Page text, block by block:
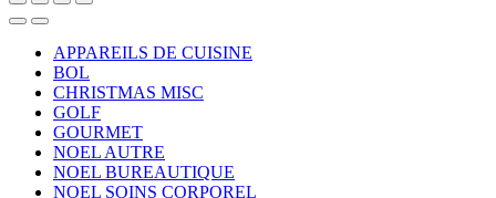
APPAREILS DE CUISINE
BOL
CHRISTMAS MISC
GOLF
GOURMET
NOEL AUTRE
NOEL BUREAUTIQUE
NOEL SOINS CORPOREL